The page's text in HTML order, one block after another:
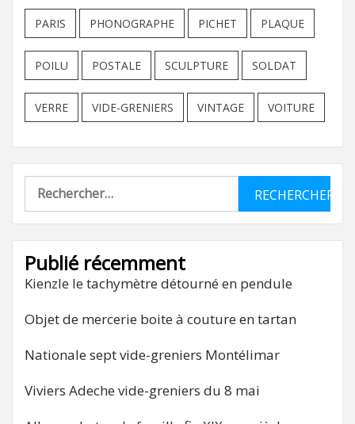
PARIS PHONOGRAPHE PICHET PLAQUE
POILU POSTALE SCULPTURE SOLDAT
VERRE VIDE-GRENIERS VINTAGE VOITURE
Rechercher :
Publié récemment
Kienzle le tachymètre détourné en pendule
Objet de mercerie boite à couture en tartan
Nationale sept vide-greniers Montélimar
Viviers Adeche vide-greniers du 8 mai